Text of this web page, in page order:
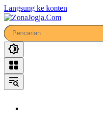
Langsung ke konten